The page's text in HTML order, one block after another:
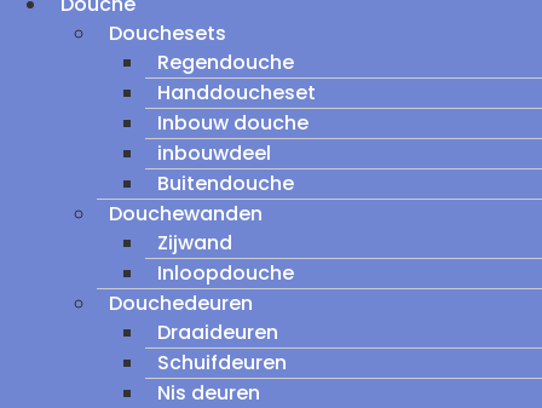
Douchesets
Regendouche
Handdoucheset
Inbouw douche
inbouwdeel
Buitendouche
Douchewanden
Zijwand
Inloopdouche
Douchedeuren
Draaideuren
Schuifdeuren
Nis deuren